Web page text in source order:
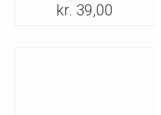
kr. 39,00